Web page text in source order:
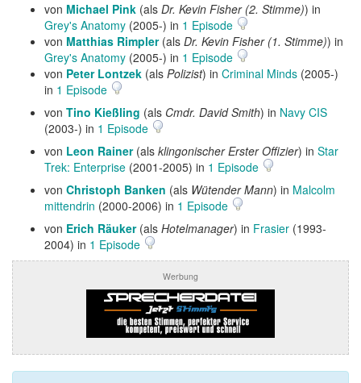
von Michael Pink (als Dr. Kevin Fisher (2. Stimme)) in
Grey's Anatomy (2005-) in 1 Episode
von Matthias Rimpler(als Dr. Kevin Fisher (1. Stimme)) in
Grey's Anatomy (2005-) in 1 Episode
von Peter Lontzek (als Polizist) in Criminal Minds (2005-)
in 1 Episode
von Tino Kießling (als Cmdr. David Smith) in Navy CIS
(2003-) in 1 Episode
von Leon Rainer(als klingonischer Erster Offizier) in Star
Trek: Enterprise (2001-2005) in 1 Episode
von Christoph Banken (als Wütender Mann) in Malcolm
mittendrin (2000-2006) in 1 Episode
von Erich Räuker(als Hotelmanager) in Frasier (1993-
2004) in 1 Episode
Werbung